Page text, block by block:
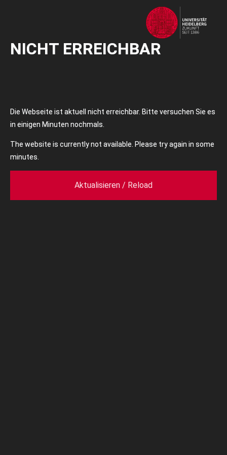
NICHT ERREICHBAR
Die Webseite ist aktuell nicht erreichbar. Bitte versuchen Sie es
in einigen Minuten nochmals.
The website is currently not available. Please try again in some
minutes.
Aktualisieren / Reload